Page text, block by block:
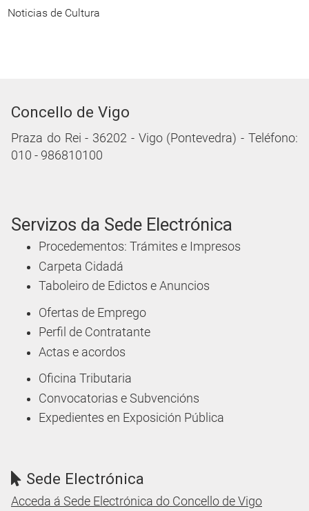
Noticias de Cultura
Concello de Vigo
Praza do Rei - 36202 - Vigo (Pontevedra) - Teléfono:
010 - 986810100
Servizos da Sede Electrónica
Procedementos: Trámites e Impresos
Carpeta Cidadá
Taboleiro de Edictos e Anuncios
Ofertas de Emprego
Perfil de Contratante
Actas e acordos
Oficina Tributaria
Convocatorias e Subvencións
Expedientes en Exposición Pública
Sede Electrónica
Acceda á Sede Electrónica do Concello de Vigo